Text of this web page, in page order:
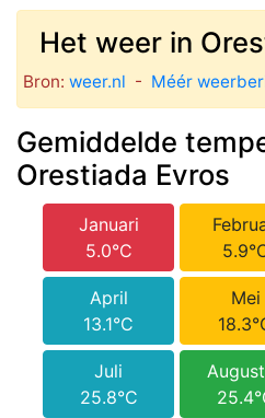
Het weer in
Bron: weer.nl - Méér
Gemiddelde
Orestiada Evros
Januari
5.0°C
April
13.1°C
Mei
Juli
25.8°C